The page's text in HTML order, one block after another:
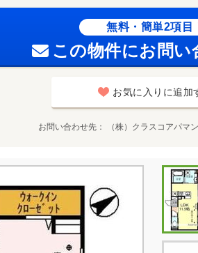
無料・簡単2項目
この物件にお問い
お気に入りに追加
お問い合わせ先 （株）クラスコアパマ